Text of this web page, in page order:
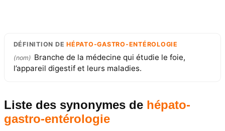
DÉFINITION DEHÉPATO-GASTRO-ENTÉROLOGIE
(nom) Branche de la médecine qui étudie le foie,
l’appareil digestif et leurs maladies.
Liste des synonymes de hépato-
gastro-entérologie